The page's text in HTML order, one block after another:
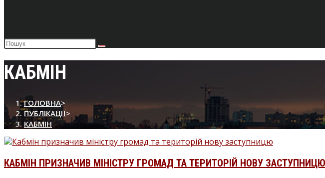
Пошук
на
сайті
КАБМІН
ГОЛОВНА>
ПУБЛІКАЦІЇ>
КАБМІН
КАБМІН ПРИЗНАЧИВ МІНІСТРУ ГРОМАД ТА ТЕРИТОРІЙ НОВУ ЗАСТУПНИЦЮ